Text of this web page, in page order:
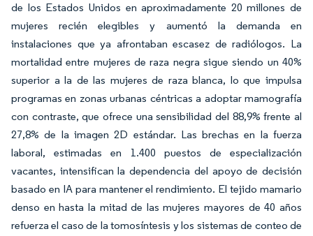
de los Estados Unidos en aproximadamente 20 millones de
mujeres recién elegibles y aumentó la demanda en
instalaciones que ya afrontaban escasez de radiólogos. La
mortalidad entre mujeres de raza negra sigue siendo un 40%
superior a la de las mujeres de raza blanca, lo que impulsa
programas en zonas urbanas céntricas a adoptar mamografía
con contraste, que ofrece una sensibilidad del 88,9% frente al
27,8% de la imagen 2D estándar. Las brechas en la fuerza
laboral, estimadas en 1.400 puestos de especialización
vacantes, intensifican la dependencia del apoyo de decisión
basado en IA para mantener el rendimiento. El tejido mamario
denso en hasta la mitad de las mujeres mayores de 40 años
refuerza el caso de la tomosíntesis y los sistemas de conteo de